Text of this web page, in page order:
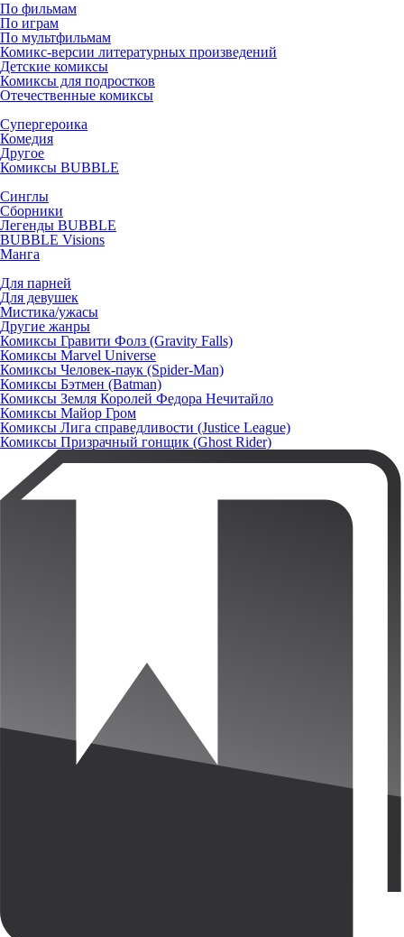
По фильмам
По играм
По мультфильмам
Комикс-версии литературных произведений
Детские комиксы
Комиксы для подростков
Отечественные комиксы
Супергероика
Комедия
Другое
Комиксы BUBBLE
Синглы
Сборники
Легенды BUBBLE
BUBBLE Visions
Манга
Для парней
Для девушек
Мистика/ужасы
Другие жанры
Комиксы Гравити Фолз (Gravity Falls)
Комиксы Marvel Universe
Комиксы Человек-паук (Spider-Man)
Комиксы Бэтмен (Batman)
Комиксы Земля Королей Федора Нечитайло
Комиксы Майор Гром
Комиксы Лига справедливости (Justice League)
Комиксы Призрачный гонщик (Ghost Rider)